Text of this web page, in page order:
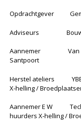
Opdrachtgever
Adviseurs
Aannemer Van
Santpoort
Herstel ateliers YBB
X-helling /
Aannemer E W
huurders X-helling /